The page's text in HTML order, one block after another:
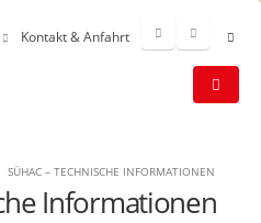
Kontakt & Anfahrt
SÜHAC – TECHNISCHE INFORMATIONEN
Informationen